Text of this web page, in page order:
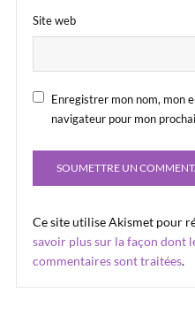
Site web
Enregistrer mon nom, mon
navigateur pour mon
Ce site utilise Akismet pour
savoir plus sur la façon dont
commentaires sont traitées.